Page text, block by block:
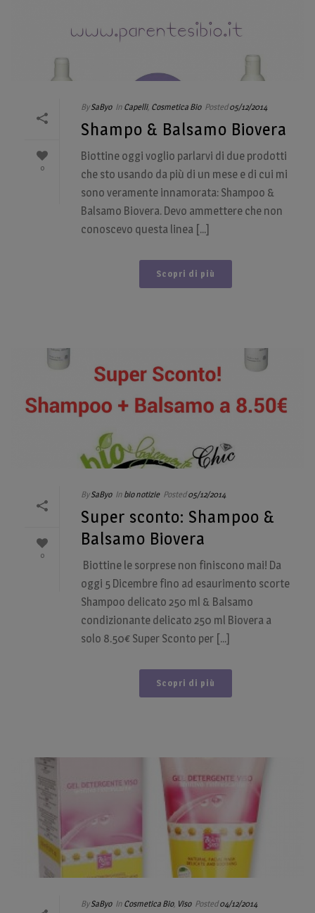
0
By SaByo In Capelli, Cosmetica Bio Posted 05/12/2014
Shampo & Balsamo Biovera
Biottine oggi voglio parlarvi di due prodotti
che sto usando da più di un mese e di cui mi
sono veramente innamorata: Shampoo &
Balsamo Biovera. Devo ammettere che non
conoscevo questa linea [...]
Scopri di più
0
By SaByo In bio notizie Posted 05/12/2014
Super sconto: Shampoo &
Balsamo Biovera
Biottine le sorprese non finiscono mai! Da
oggi 5 Dicembre fino ad esaurimento scorte
Shampoo delicato 250 ml & Balsamo
condizionante delicato 250 ml Biovera a
solo 8.50€ Super Sconto per [...]
Scopri di più
By SaByo In Cosmetica Bio, Viso Posted 04/12/2014